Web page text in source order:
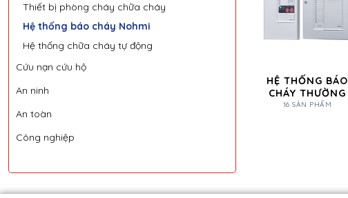
Thiết bị phòng cháy chữa cháy
Hệ thống báo cháy Nohmi
Hệ thống chữa cháy tự động
Cứu nạn cứu hộ
An ninh
An toàn
Công nghiệp
HỆ THỐNG BÁO
CHÁY THƯỜNG
16 SẢN PHẨM